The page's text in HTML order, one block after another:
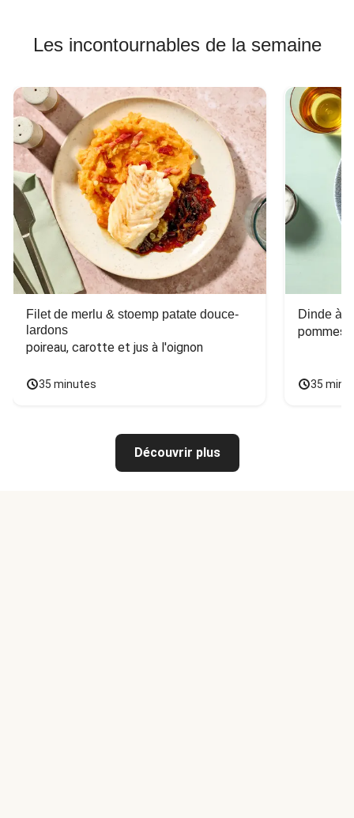
Les incontournables de la semaine
Filet de merlu & stoemp patate douce-
lardons
poireau, carotte et jus à l'oignon
35 minutes
Dinde à
pommes
35
Découvrir plus